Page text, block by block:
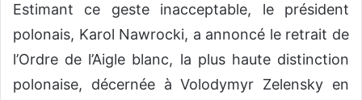
Estimant ce geste inacceptable, le président
polonais, Karol Nawrocki, a annoncé le retrait de
l’Ordre de l’Aigle blanc, la plus haute distinction
polonaise, décernée à Volodymyr Zelensky en